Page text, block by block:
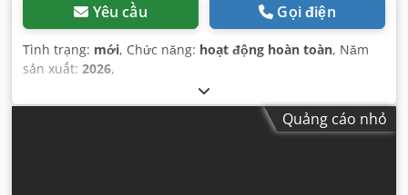
Yêu cầu Gọi điện
Tình trạng: mới, Chức năng: hoạt động hoàn toàn, Năm
sản xuất: 2026,
Quảng cáo nhỏ